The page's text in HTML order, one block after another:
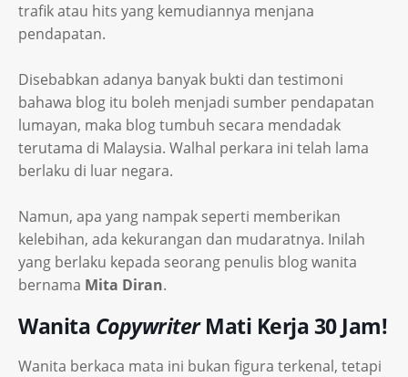
trafik atau hits yang kemudiannya menjana
pendapatan.
Disebabkan adanya banyak bukti dan testimoni
bahawa blog itu boleh menjadi sumber pendapatan
lumayan, maka blog tumbuh secara mendadak
terutama di Malaysia. Walhal perkara ini telah lama
berlaku di luar negara.
Namun, apa yang nampak seperti memberikan
kelebihan, ada kekurangan dan mudaratnya. Inilah
yang berlaku kepada seorang penulis blog wanita
bernama Mita Diran.
Wanita CopywriterMati Kerja 30 Jam!
Wanita berkaca mata ini bukan figura terkenal, tetapi